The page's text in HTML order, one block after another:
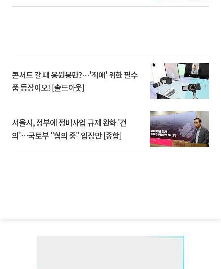
콘서트 갈 때 응원봉만?⋯'최애' 위한 필수
품 등장이오! [솔드아웃]
서울시, 정부에 정비사업 규제 완화 '건
의'⋯국토부 "협의 중" 입장만 [종합]